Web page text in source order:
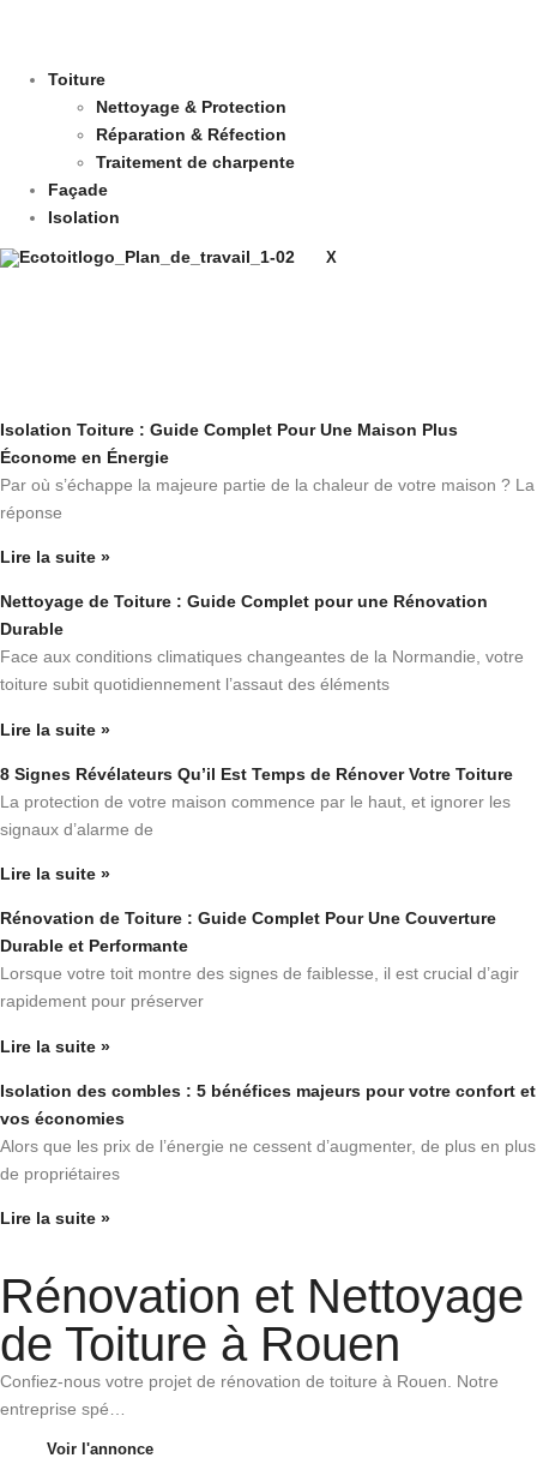
Toiture
Nettoyage & Protection
Réparation & Réfection
Traitement de charpente
Façade
Isolation
X
Isolation Toiture : Guide Complet Pour Une Maison Plus
Économe en Énergie
Par où s’échappe la majeure partie de la chaleur de votre maison ? La
réponse
Lire la suite »
Nettoyage de Toiture : Guide Complet pour une Rénovation
Durable
Face aux conditions climatiques changeantes de la Normandie, votre
toiture subit quotidiennement l’assaut des éléments
Lire la suite »
8 Signes Révélateurs Qu’il Est Temps de Rénover Votre Toiture
La protection de votre maison commence par le haut, et ignorer les
signaux d’alarme de
Lire la suite »
Rénovation de Toiture : Guide Complet Pour Une Couverture
Durable et Performante
Lorsque votre toit montre des signes de faiblesse, il est crucial d’agir
rapidement pour préserver
Lire la suite »
Isolation des combles : 5 bénéfices majeurs pour votre confort et
vos économies
Alors que les prix de l’énergie ne cessent d’augmenter, de plus en plus
de propriétaires
Lire la suite »
Rénovation et Nettoyage
de Toiture à Rouen
Confiez-nous votre projet de rénovation de toiture à Rouen. Notre
entreprise spé…
Voir l'annonce